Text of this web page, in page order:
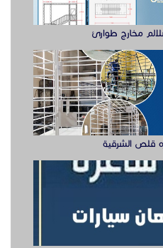
للعمل في الخبر